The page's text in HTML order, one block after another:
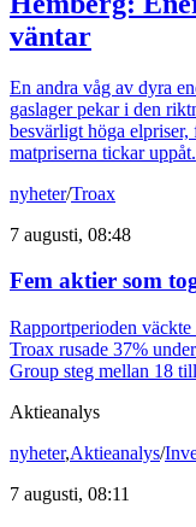
väntar
En andra våg av dyra
gaslager pekar i den
besvärligt höga
matpriserna tickar uppåt.
nyheter/Troax
7 augusti, 08:48
Fem aktier som
Rapportperioden
Troax rusade 37%
Group steg mellan 18
Aktieanalys
nyheter,Aktieanalys/
7 augusti, 08:11